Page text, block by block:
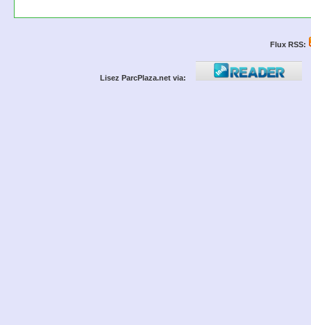
Flux RSS:
Lisez ParcPlaza.net via: